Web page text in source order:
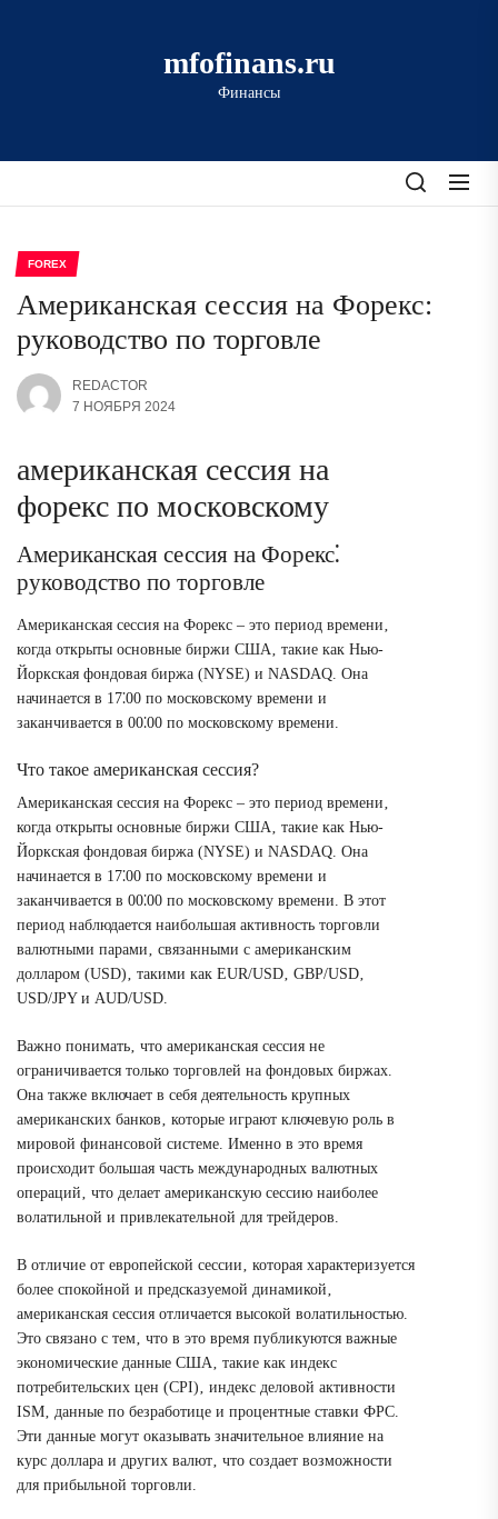
mfofinans.ru
Финансы
FOREX
Американская сессия на Форекс:
руководство по торговле
REDACTOR
7 НОЯБРЯ 2024
американская сессия на
форекс по московскому
Американская сессия на Форекс⁚
руководство по торговле
Американская сессия на Форекс – это период времени‚
когда открыты основные биржи США‚ такие как Нью-
Йоркская фондовая биржа (NYSE) и NASDAQ. Она
начинается в 17⁚00 по московскому времени и
заканчивается в 00⁚00 по московскому времени.
Что такое американская сессия?
Американская сессия на Форекс – это период времени‚
когда открыты основные биржи США‚ такие как Нью-
Йоркская фондовая биржа (NYSE) и NASDAQ. Она
начинается в 17⁚00 по московскому времени и
заканчивается в 00⁚00 по московскому времени. В этот
период наблюдается наибольшая активность торговли
валютными парами‚ связанными с американским
долларом (USD)‚ такими как EUR/USD‚ GBP/USD‚
USD/JPY и AUD/USD.
Важно понимать‚ что американская сессия не
ограничивается только торговлей на фондовых биржах.
Она также включает в себя деятельность крупных
американских банков‚ которые играют ключевую роль в
мировой финансовой системе. Именно в это время
происходит большая часть международных валютных
операций‚ что делает американскую сессию наиболее
волатильной и привлекательной для трейдеров.
В отличие от европейской сессии‚ которая характеризуется
более спокойной и предсказуемой динамикой‚
американская сессия отличается высокой волатильностью.
Это связано с тем‚ что в это время публикуются важные
экономические данные США‚ такие как индекс
потребительских цен (CPI)‚ индекс деловой активности
ISM‚ данные по безработице и процентные ставки ФРС.
Эти данные могут оказывать значительное влияние на
курс доллара и других валют‚ что создает возможности
для прибыльной торговли.